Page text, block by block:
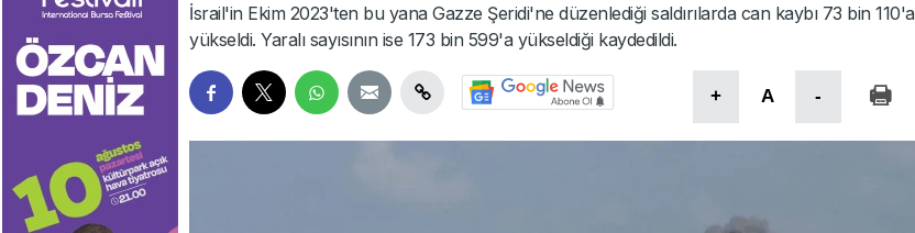
İsrail'in Ekim 2023'ten bu yana Gazze Şeridi'ne düzenlediği saldırılarda can kaybı 73 bin 110'a
yükseldi. Yaralı sayısının ise 173 bin 599'a yükseldiği kaydedildi.
+ A -